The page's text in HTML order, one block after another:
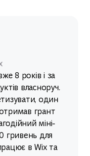
8 років і за
власноруч.
один
грант
міні-
гривень для
в Wix та